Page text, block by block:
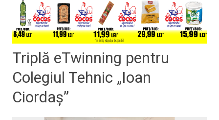
Triplă eTwinning pentru
Colegiul Tehnic „Ioan
Ciordaș”